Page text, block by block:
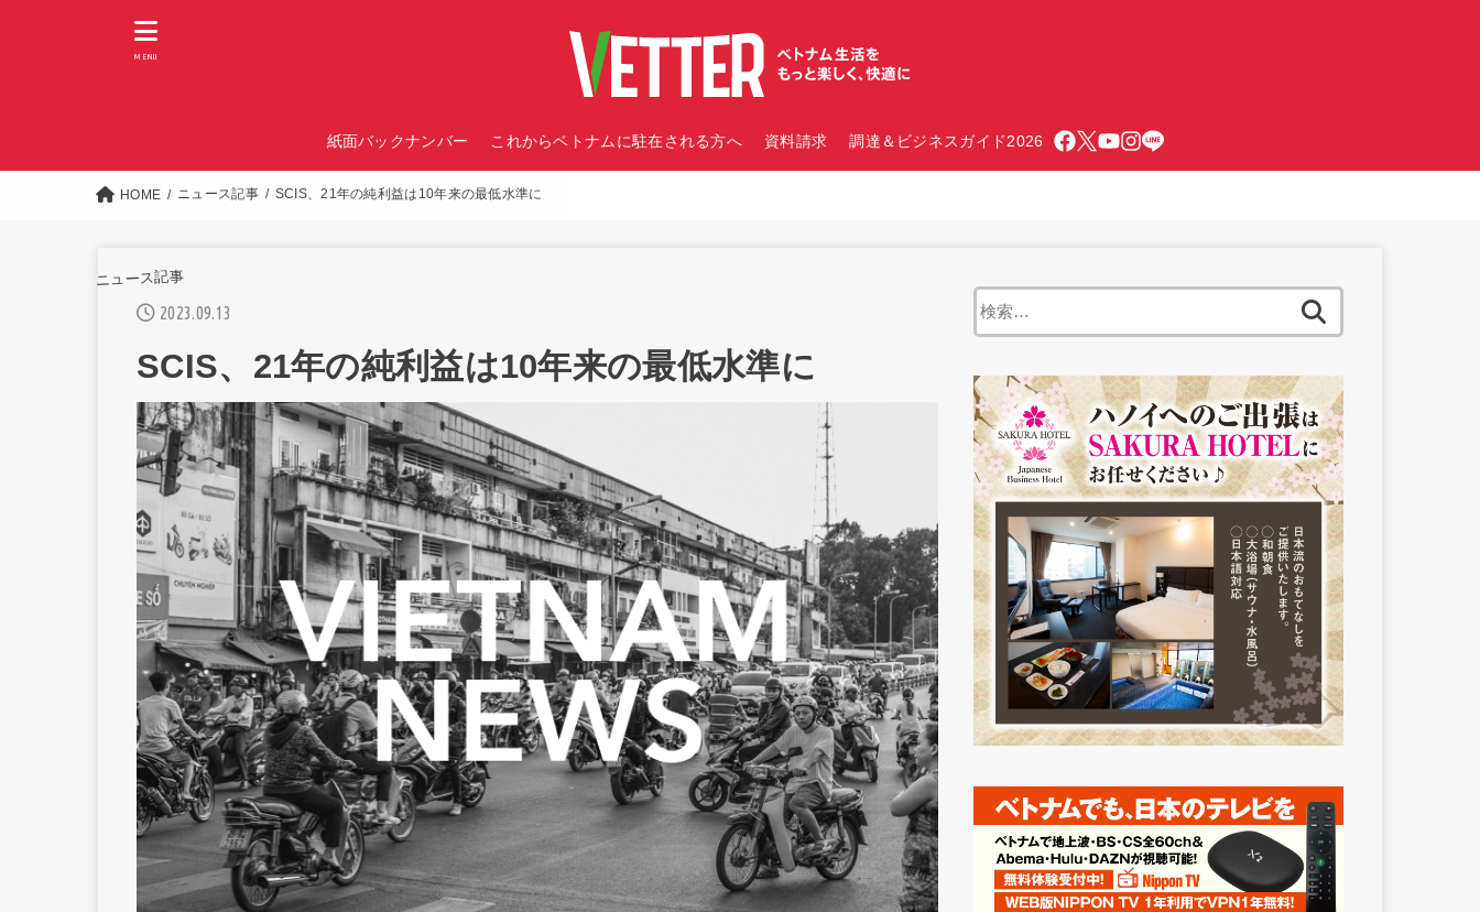
紙面バックナンバー これからベトナムに駐在される方へ 資料請求 調達＆ビジネスガイド2026
MENU
HOME ニュース記事 SCIS、21年の純利益は10年来の最低水準に
ニュース記事
2023.09.13
SCIS、21年の純利益は10年来の最低水準に